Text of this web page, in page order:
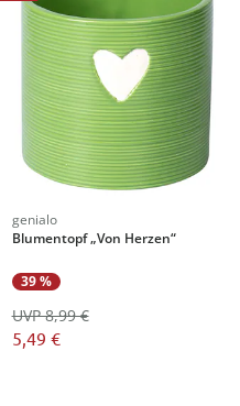
genialo
Blumentopf „Von Herzen“
39 %
5,49 €
UVP 8,99 €